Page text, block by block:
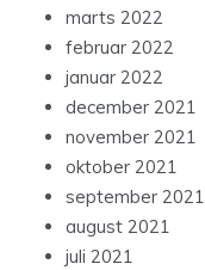
marts 2022
februar 2022
januar 2022
december 2021
november 2021
oktober 2021
september 2021
august 2021
juli 2021